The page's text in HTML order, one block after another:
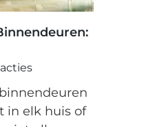
in elk huis of